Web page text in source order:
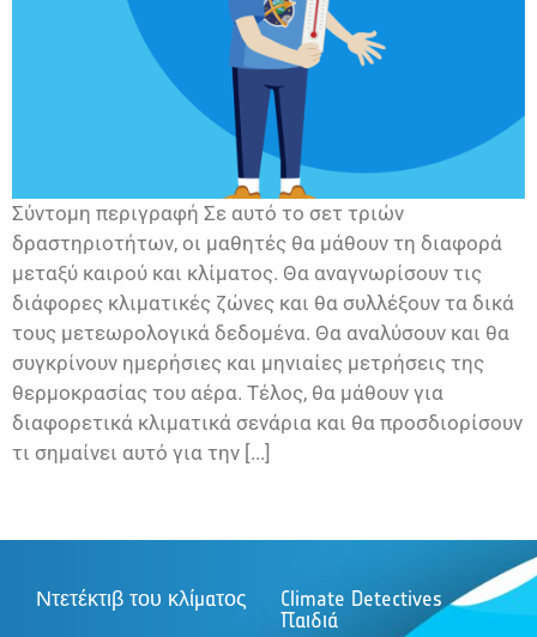
Σύντομη περιγραφή Σε αυτό το σετ τριών
δραστηριοτήτων, οι μαθητές θα μάθουν τη διαφορά
μεταξύ καιρού και κλίματος. Θα αναγνωρίσουν τις
διάφορες κλιματικές ζώνες και θα συλλέξουν τα δικά
τους μετεωρολογικά δεδομένα. Θα αναλύσουν και θα
συγκρίνουν ημερήσιες και μηνιαίες μετρήσεις της
θερμοκρασίας του αέρα. Τέλος, θα μάθουν για
διαφορετικά κλιματικά σενάρια και θα προσδιορίσουν
τι σημαίνει αυτό για την [...]
Ντετέκτιβ του κλίματος
Climate Detectives
Παιδιά